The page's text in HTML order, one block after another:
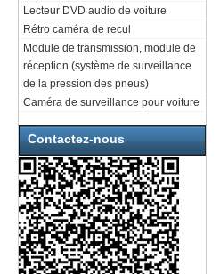
Lecteur DVD audio de voiture
Rétro caméra de recul
Module de transmission, module de
réception (système de surveillance
de la pression des pneus)
Caméra de surveillance pour voiture
Contactez-nous